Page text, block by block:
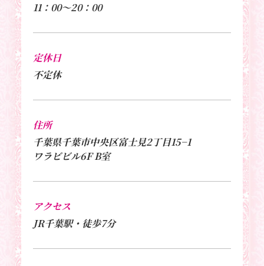
11：00～20：00
定休日
不定休
住所
千葉県千葉市中央区富士見2丁目15−1
ワラビビル6F B室
アクセス
JR千葉駅・徒歩7分